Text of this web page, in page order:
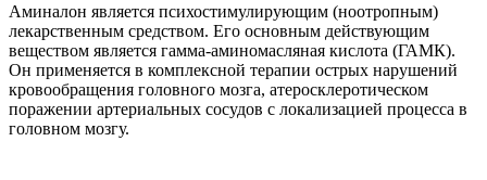
Аминалон является психостимулирующим (ноотропным)
лекарственным средством. Его основным действующим
веществом является гамма-аминомасляная кислота (ГАМК).
Он применяется в комплексной терапии острых нарушений
кровообращения головного мозга, атеросклеротическом
поражении артериальных сосудов с локализацией процесса в
головном мозгу.